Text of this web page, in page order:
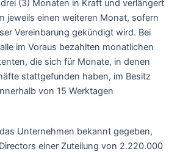
(3) Monaten in Kraft und verlängert
jeweils einen weiteren Monat, sofern
Vereinbarung gekündigt wird. Bei
im Voraus bezahlten monatlichen
die sich für Monate, in denen
stattgefunden haben, im Besitz
von 15 Werktagen
Unternehmen bekannt gegeben,
einer Zuteilung von 2.220.000